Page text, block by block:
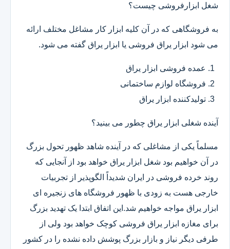
شغل ابزارفروشی چیست؟
به فروشگاهی که در آن کلیه ابزار کار مشاغل مختلف ارائه
می شود ابزار یراق فروشی یا ابزار یراق گفته می شود.
عمده فروشی ابزار یراق
فروشگاه لوازم ساختمانی
تولیدکننده ابزار یراق
آینده شغلی ابزار یراق چطور می بینید؟
مسلماً یکی از مشاغلی که در آینده شاهد ظهور تحول بزرگ
در آن خواهیم بود شغل ابزار یراق خواهد بود از آنجایی که
روند خرده فروشی در ایران شدیداً الگوپذیر از تجربیات
خارجی هست به زودی با ظهور فروشگاه های زنجیره ای
ابزار یراق مواجه خواهیم شد.این اتفاق ابتدا یک تهدید بزرگ
برای مغازه ابزار یراق فروشی کوچک خواهد بود ولی از
طرفی دیگر نیاز و بازار بزرگ پوشش داده نشده را در کشور